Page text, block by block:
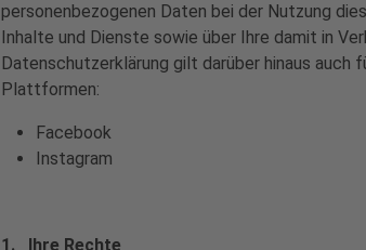
personenbezogenen Daten bei der Nutzung
Inhalte und Dienste sowie über Ihre damit in
Datenschutzerklärung gilt darüber hinaus
Plattformen:
Facebook
Instagram
1. Ihre Rechte